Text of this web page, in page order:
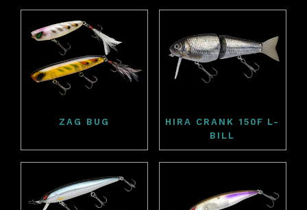
ZAG BUG
HIRA CRANK 150F L-
BILL